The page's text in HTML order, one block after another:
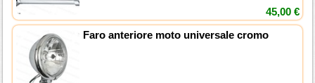
45,00 €
Faro anteriore moto universale cromo